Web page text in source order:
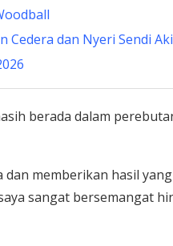
Cedera dan Nyeri Sendi
berada dalam
memberikan hasil
sangat bersemangat